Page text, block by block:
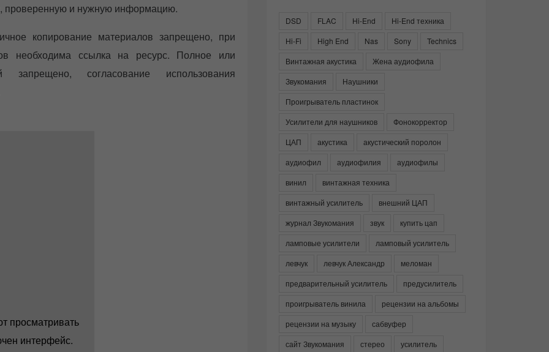
проверенную и нужную информацию.
копирование материалов запрещено, при
необходима ссылка на ресурс. Полное или
запрещено, согласование использования
просматривать
интерфейс.
DSD FLAC Hi-End
Hi-End техника
Hi-Fi
High End Nas Sony
Technics
Винтажная акустика
Жена аудиофила
Звукомания
Наушники
Проигрыватель пластинок
Усилители для наушников
Фонокорректор
ЦАП
акустика
акустический поролон
аудиофил
аудиофилия
аудиофилы
винил
винтажная техника
винтажный усилитель
внешний ЦАП
журнал Звукомания
звук
купить цап
ламповые усилители
ламповый усилитель
левчук
левчук Александр
меломан
предварительный усилитель
предусилитель
проигрыватель винила
рецензии на альбомы
рецензии на музыку
сабвуфер
сайт Звукомания
стерео усилитель